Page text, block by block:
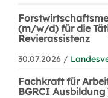
(m/w/d) für die
Revierassistenz
30.07.2026 /
Fachkraft für
BGRCI